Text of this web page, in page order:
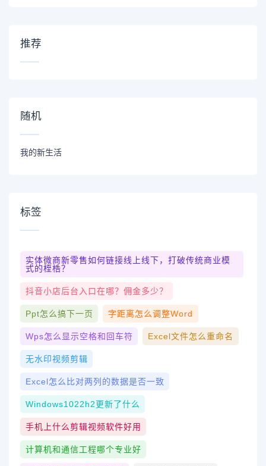
推荐
随机
我的新生活
标签
实体微商新零售如何链接线上线下，打破传统商业模
式的桎梏？
抖音小店后台入口在哪？佣金多少？
Ppt怎么搞下一页 字距离怎么调整word
Wps怎么显示空格和回车符 Excel文件怎么重命名
无水印视频剪辑
Excel怎么比对两列的数据是否一致
Windows1022h2更新了什么
手机上什么剪辑视频软件好用
计算机和通信工程哪个专业好